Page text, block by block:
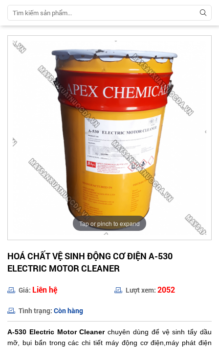
Tap or pinch to expand
HOÁ CHẤT VỆ SINH ĐỘNG CƠ ĐIỆN A-530
ELECTRIC MOTOR CLEANER
Giá: Liên hệ Lượt xem: 2052
Tình trạng: Còn hàng
A-530 Electric Motor Cleanerchuyên dùng để vệ sinh tẩy dầu
mỡ, bụi bẩn trong các chi tiết máy động cơ điện,máy phát điện